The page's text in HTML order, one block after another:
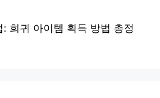
희귀 아이템 획득 방법 총정